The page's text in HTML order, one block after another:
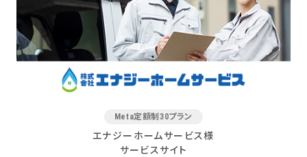
Meta定額制30プラン
エナジーホームサービス様
サービスサイト